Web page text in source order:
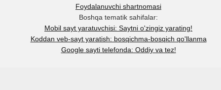
Foydalanuvchi shartnomasi
Boshqa tematik sahifalar:
Mobil sayt yaratuvchisi: Saytni o'zingiz yarating!
Koddan veb-sayt yaratish: bosqichma-bosqich qo'llanma
Google sayti telefonda: Oddiy va tez!